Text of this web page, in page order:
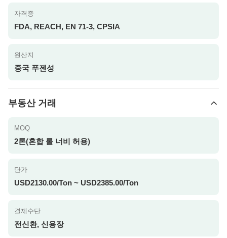
자격증
FDA, REACH, EN 71-3, CPSIA
원산지
중국 푸젠성
부동산 거래
MOQ
2톤(혼합 롤 너비 허용)
단가
USD2130.00/Ton ~ USD2385.00/Ton
결제수단
전신환, 신용장